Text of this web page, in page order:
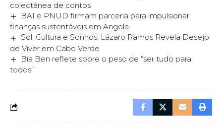
colectânea de contos
BAI e PNUD firmam parceria para impulsionar
finanças sustentáveis em Angola
Sol, Cultura e Sonhos: Lázaro Ramos Revela Desejo
de Viver em Cabo Verde
Bia Ben reflete sobre o peso de “ser tudo para
todos”